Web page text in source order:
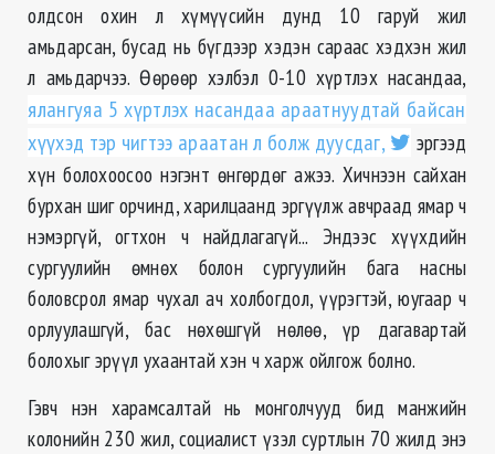
олдсон охин л хүмүүсийн дунд 10 гаруй жил
амьдарсан, бусад нь бүгдээр хэдэн сараас хэдхэн жил
л амьдарчээ. Өөрөөр хэлбэл 0-10 хүртлэх насандаа,
ялангуяа 5 хүртлэх насандаа араатнуудтай байсан
хүүхэд тэр чигтээ араатан л болж дуусдаг,
эргээд
хүн болохоосоо нэгэнт өнгөрдөг ажээ. Хичнээн сайхан
бурхан шиг орчинд, харилцаанд эргүүлж авчраад ямар ч
нэмэргүй, огтхон ч найдлагагүй... Эндээс хүүхдийн
сургуулийн өмнөх болон сургуулийн бага насны
боловсрол ямар чухал ач холбогдол, үүрэгтэй, юугаар ч
орлуулашгүй, бас нөхөшгүй нөлөө, үр дагавартай
болохыг эрүүл ухаантай хэн ч харж ойлгож болно.
Гэвч нэн харамсалтай нь монголчууд бид манжийн
колонийн 230 жил, социалист үзэл суртлын 70 жилд энэ